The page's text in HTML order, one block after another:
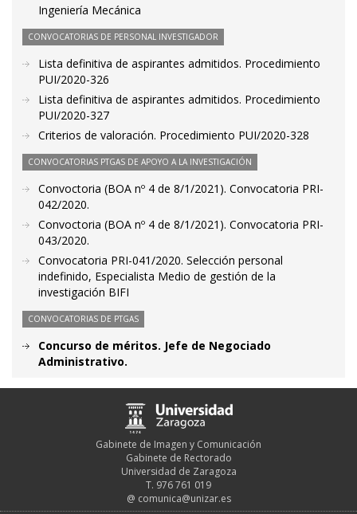
Ingeniería Mecánica
CONVOCATORIAS DE PERSONAL INVESTIGADOR
Lista definitiva de aspirantes admitidos. Procedimiento
PUI/2020-326
Lista definitiva de aspirantes admitidos. Procedimiento
PUI/2020-327
Criterios de valoración. Procedimiento PUI/2020-328
CONVOCATORIAS PTGAS DE APOYO A LA INVESTIGACIÓN
Convoctoria (BOA nº 4 de 8/1/2021). Convocatoria PRI-
042/2020.
Convoctoria (BOA nº 4 de 8/1/2021). Convocatoria PRI-
043/2020.
Convocatoria PRI-041/2020. Selección personal
indefinido, Especialista Medio de gestión de la
investigación BIFI
CONVOCATORIAS DE PTGAS
Concurso de méritos. Jefe de Negociado
Administrativo.
Gabinete de Imagen y Comunicación
Gabinete de Rectorado
Universidad de Zaragoza
T. 976 761 019
@ comunica@unizar.es